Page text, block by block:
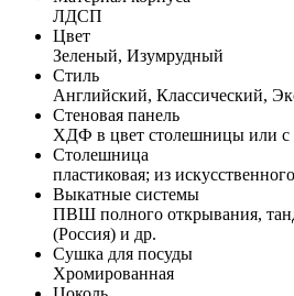
ЛДСП
Цвет
Зеленый, Изумрудный
Стиль
Английский, Классический,
Стеновая панель
ХДФ в цвет столешницы или с
Столешница
пластиковая; из
Выкатные системы
ПВШ полного открывания,
(Россия) и др.
Сушка для посуды
Хромированная